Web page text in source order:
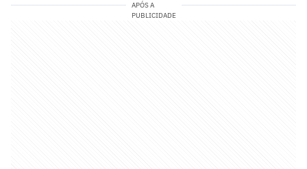
APÓS A
PUBLICIDADE